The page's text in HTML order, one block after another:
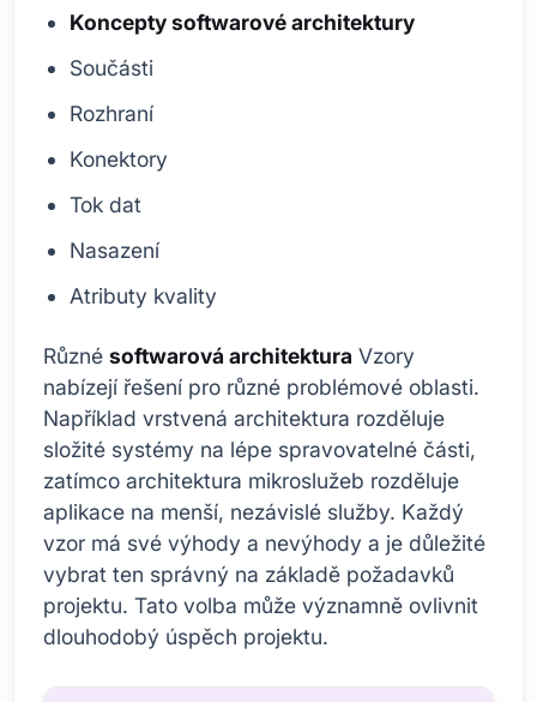
Koncepty softwarové architektury
Součásti
Rozhraní
Konektory
Tok dat
Nasazení
Atributy kvality
Různé softwarová architektura Vzory
nabízejí řešení pro různé problémové oblasti.
Například vrstvená architektura rozděluje
složité systémy na lépe spravovatelné části,
zatímco architektura mikroslužeb rozděluje
aplikace na menší, nezávislé služby. Každý
vzor má své výhody a nevýhody a je důležité
vybrat ten správný na základě požadavků
projektu. Tato volba může významně ovlivnit
dlouhodobý úspěch projektu.